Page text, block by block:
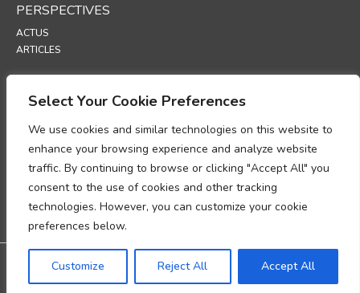
Select Your Cookie Preferences
We use cookies and similar technologies on this website to
enhance your browsing experience and analyze website
traffic. By continuing to browse or clicking "Accept All" you
consent to the use of cookies and other tracking
technologies. However, you can customize your cookie
preferences below.
Customize Reject All Accept All
PERSPECTIVES
ACTUS
ARTICLES
PORTAIL TECHNIQUE
POLITIQUES
POLITIQUE DE CONFIDENTIALITÉ
POLITIQUE RELATIVE AUX COOKIES
POLITIQUE DE PROTECTION DES DONNÉES
Garantie : 3 ans de garantie
@2026 Tous droits réservés